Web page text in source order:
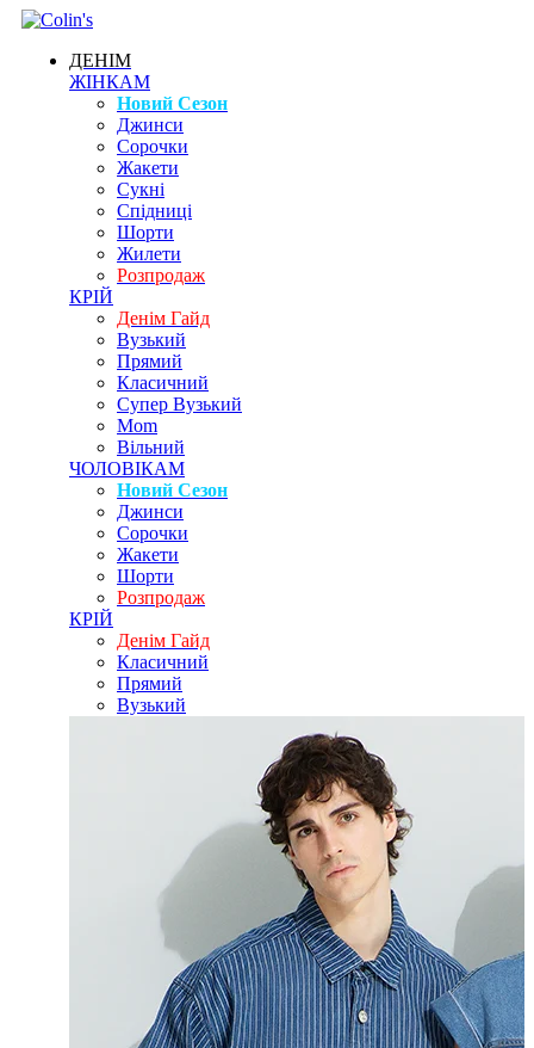
ДЕНІМ
ЖІНКАМ
Новий Сезон
Джинси
Сорочки
Жакети
Сукні
Спідниці
Шорти
Жилети
Розпродаж
КРІЙ
Денім Гайд
Вузький
Прямий
Класичний
Супер Вузький
Mom
Вільний
ЧОЛОВІКАМ
Новий Сезон
Джинси
Сорочки
Жакети
Шорти
Розпродаж
КРІЙ
Денім Гайд
Класичний
Прямий
Вузький